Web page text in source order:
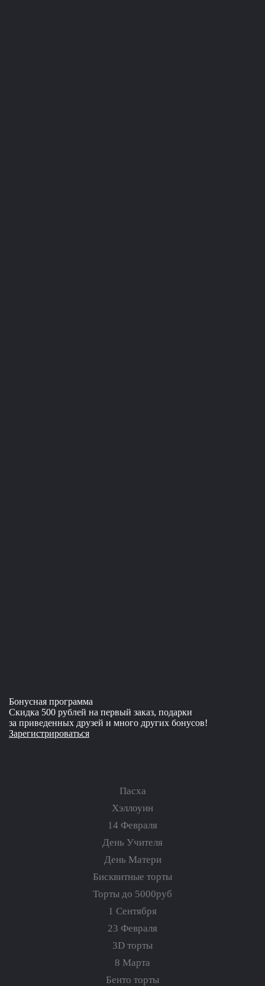
Бонусная программа
Скидка 500 рублей на первый заказ, подарки
за приведенных друзей и много других бонусов!
Зарегистрироваться
Пасха
Хэллоуин
14 Февраля
День Учителя
День Матери
Бисквитные торты
Торты до 5000руб
1 Сентября
23 Февраля
3D торты
8 Марта
Бенто торты